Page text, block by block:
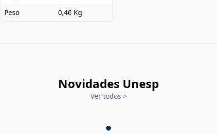
Peso
0,46 Kg
Novidades Unesp
Ver todos >